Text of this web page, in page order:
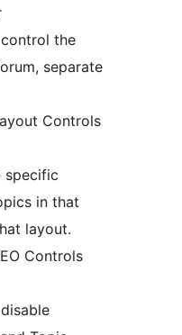
the
separate
Controls
specific
in that
layout.
Controls